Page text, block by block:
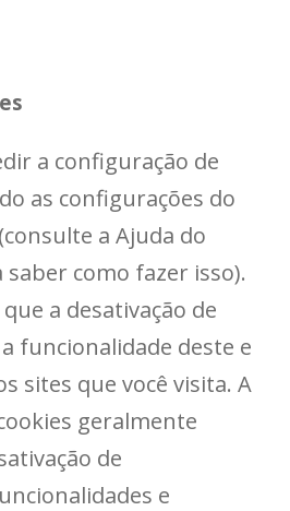
a configuração de
as configurações do
a Ajuda do
como fazer isso).
a desativação de
funcionalidade deste e
sites que você visita. A
geralmente
de
e